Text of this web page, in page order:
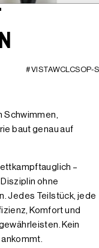
#VISTAWCLCSOP-S
Schwimmen,
baut genau auf
–
ohne
Jedes Teilstück, jede
Komfort und
Kein